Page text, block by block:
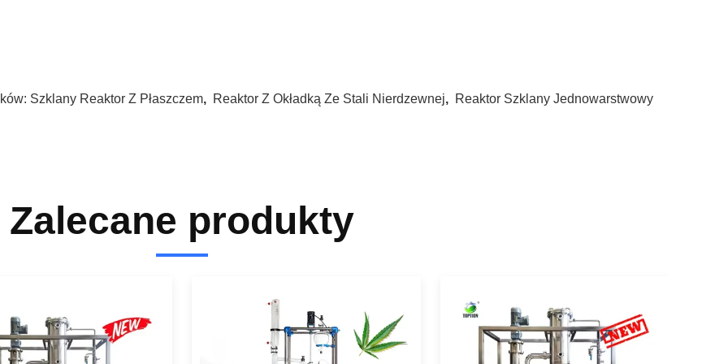
Szklany Reaktor Z Płaszczem, Reaktor Z Okładką Ze Stali Nierdzewnej, Reaktor Szklany Jednowarstwowy
Zalecane produkty